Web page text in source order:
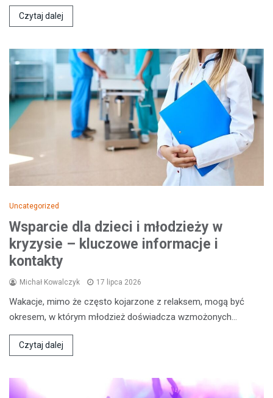
Czytaj dalej
Uncategorized
Wsparcie dla dzieci i młodzieży w
kryzysie – kluczowe informacje i
kontakty
Michał Kowalczyk 17 lipca 2026
Wakacje, mimo że często kojarzone z relaksem, mogą być
okresem, w którym młodzież doświadcza wzmożonych…
Czytaj dalej